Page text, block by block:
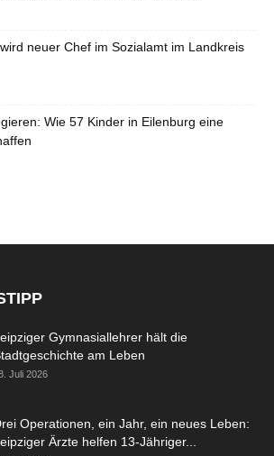
neuer Chef im Sozialamt im Landkreis
Wie 57 Kinder in Eilenburg eine
Gymnasiallehrer hält die
am Leben
Juli 2026
Operationen, ein Jahr, ein neues Leben:
Ärzte helfen 13-Jähriger...